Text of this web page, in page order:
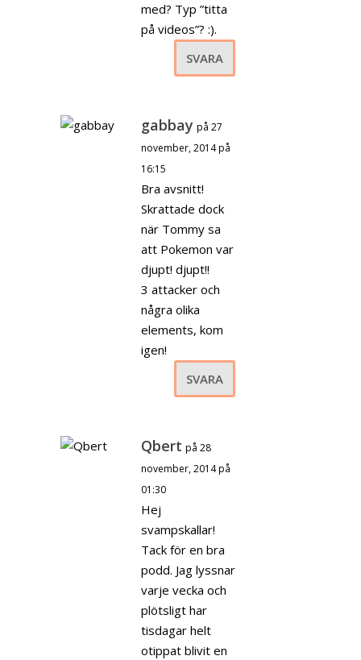
med? Typ ”titta
på videos”? :).
SVARA
gabbay på 27
november, 2014 på
16:15
Bra avsnitt!
Skrattade dock
när Tommy sa
att Pokemon var
djupt! djupt!!
3 attacker och
några olika
elements, kom
igen!
SVARA
Qbert på 28
november, 2014 på
01:30
Hej
svampskallar!
Tack för en bra
podd. Jag lyssnar
varje vecka och
plötsligt har
tisdagar helt
otippat blivit en